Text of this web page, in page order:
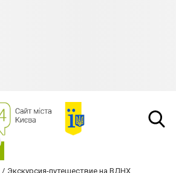
Экскурсия-путешествие на ВДНХ